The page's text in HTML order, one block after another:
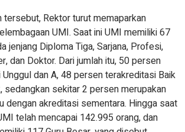
tersebut, Rektor turut memaparkan
UMI. Saat ini UMI memiliki 67
jenjang Diploma Tiga, Sarjana, Profesi,
dan Doktor. Dari jumlah itu, 50 persen
dan A, 48 persen terakreditasi Baik
sedangkan sekitar 2 persen merupakan
dengan akreditasi sementara. Hingga saat
telah mencapai 142.995 orang, dan